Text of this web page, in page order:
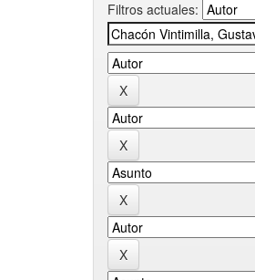
Filtros actuales: